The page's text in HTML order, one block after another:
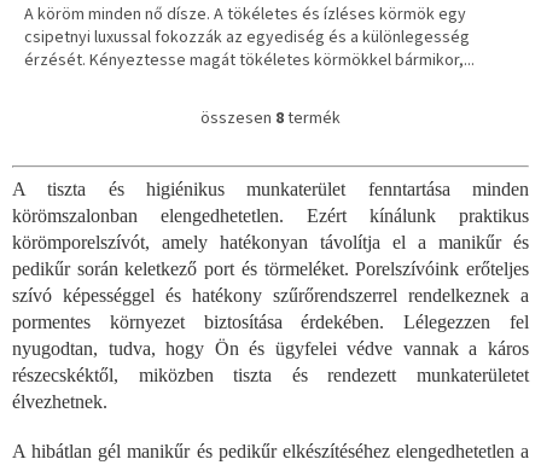
A köröm minden nő dísze. A tökéletes és ízléses körmök egy
csipetnyi luxussal fokozzák az egyediség és a különlegesség
érzését. Kényeztesse magát tökéletes körmökkel bármikor,...
L
s
t
a
i
r
á
y
t
e
összesen 8termék
A tiszta és higiénikus munkaterület fenntartása minden
körömszalonban elengedhetetlen. Ezért kínálunk praktikus
körömporelszívót, amely hatékonyan távolítja el a manikűr és
pedikűr során keletkező port és törmeléket. Porelszívóink erőteljes
szívó képességgel és hatékony szűrőrendszerrel rendelkeznek a
pormentes környezet biztosítása érdekében. Lélegezzen fel
nyugodtan, tudva, hogy Ön és ügyfelei védve vannak a káros
részecskéktől, miközben tiszta és rendezett munkaterületet
élvezhetnek.
A hibátlan gél manikűr és pedikűr elkészítéséhez elengedhetetlen a